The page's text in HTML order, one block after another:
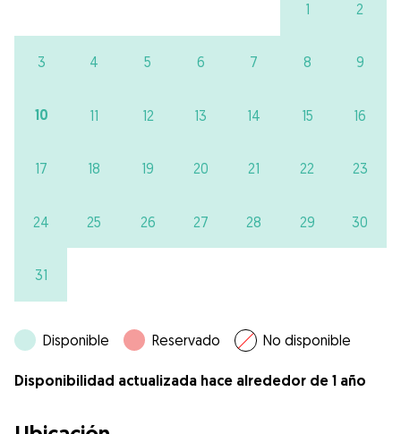
1 2
3 4 5 6 7 8 9
10 11 12 13 14 15 16
17 18 19 20 21 22 23
24 25 26 27 28 29 30
31
Disponible Reservado No disponible
Disponibilidad actualizada hace alrededor de 1 año